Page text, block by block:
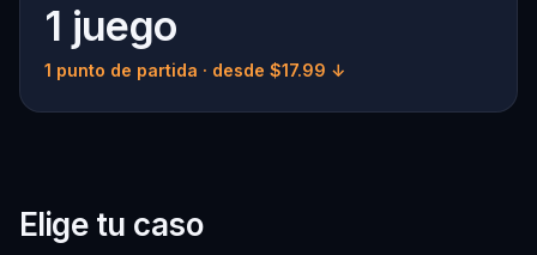
1 juego
1 punto de partida · desde $17.99 ↓
Elige tu caso